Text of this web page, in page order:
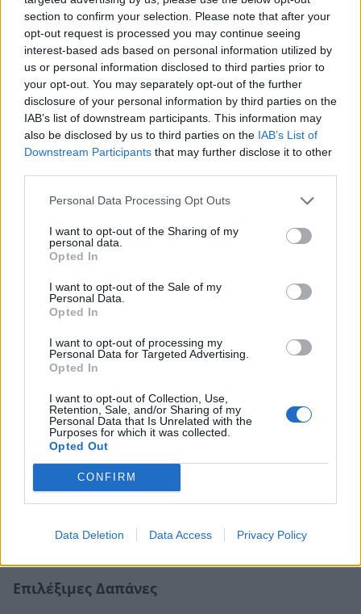
section to confirm your selection. Please note that after your
opt-out request is processed you may continue seeing
interest-based ads based on personal information utilized by
us or personal information disclosed to third parties prior to
your opt-out. You may separately opt-out of the further
disclosure of your personal information by third parties on the
IAB’s list of downstream participants. This information may
also be disclosed by us to third parties on the IAB’s List of
Downstream Participants that may further disclose it to other
Personal Data Processing Opt Outs
I want to opt-out of the Sharing of my
personal data.
Opted In
I want to opt-out of the Sale of my
Personal Data.
Opted In
I want to opt-out of processing my
Personal Data for Targeted Advertising.
Opted In
I want to opt-out of Collection, Use,
Retention, Sale, and/or Sharing of my
Personal Data that Is Unrelated with the
Purposes for which it was collected.
Opted Out
CONFIRM
Data Deletion Data Access Privacy Policy
ανάπτυξη των ικανοτήτων τους στις νέες
αγορές"
Σε ποιους απευθύνεται
Υφιστάμενες επιχειρήσεις που τηρούν βιβλία
Β΄και Γ' κατηγορίας, οι οποίες μέχρι 31/12/2015
έχουν κλεισμένες δύο ή περισσότερες
διαχειριστικές χρήσεις ή
Νέες επιχειρήσεις που δεν εμπίπτουν στην ως
άνω κατηγορία των υφιστάμενων και έχουν
συσταθεί μέχρι 31/12/2015.
Προϋπολογισμός
Ο προϋπολογισμός κάθε επενδυτικού σχεδίου
Εργασιών του έτους 2015 ή το ποσόν των
διακοσίων χιλιάδων ευρώ (200.000€)
Επιδότηση
40% και προσαυξάνεται κατά 10%, φτάνοντας
στο 50% στην περίπτωση πρόσληψης νέου
Επιλέξιμες Δαπάνες